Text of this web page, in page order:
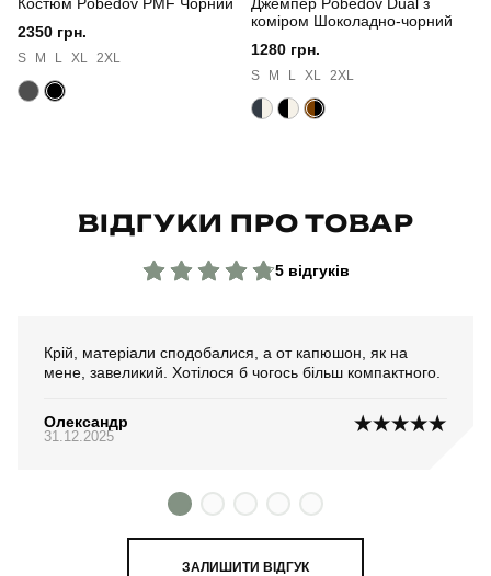
Колір
Матеріал
80% бавовна, 15% поліестер, 5% еластан
2350 грн.
S M L XL 2XL
коміром Шоколадно-чорний
1280 грн.
S M L XL 2XL
ВІДГУКИ ПРО ТОВАР
5 відгуків
Крій, матеріали сподобалися, а от капюшон, як на
мене, завеликий. Хотілося б чогось більш компактного.
Олександр
31.12.2025
ЗАЛИШИТИ ВІДГУК